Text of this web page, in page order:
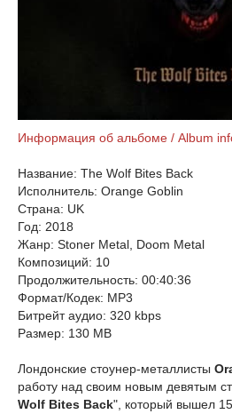
Информация об альбоме / Album
Название: The Wolf Bites Back
Исполнитель: Orange Goblin
Страна: UK
Год: 2018
Жанр: Stoner Metal, Doom Metal
Композиций: 10
Продолжительность: 00:40:36
Формат/Кодек: MP3
Битрейт аудио: 320 kbps
Размер: 130 MB
Лондонские стоунер-металлисты
работу над своим новым девятым
Wolf Bites Back", который вышел